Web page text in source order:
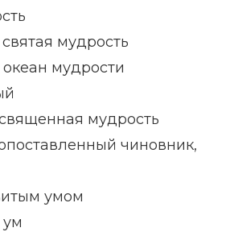
мудрость
мудрости
мудрость
чиновник,
умом